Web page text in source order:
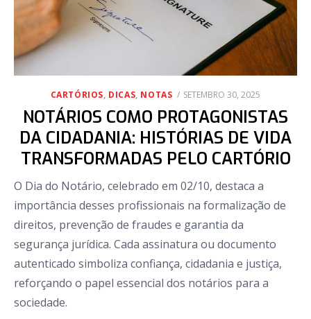
CARTÓRIOS, DICAS, NOTAS
POSTED
SETEMBRO 30, 2025
NOTÁRIOS COMO PROTAGONISTAS
DA CIDADANIA: HISTÓRIAS DE VIDA
TRANSFORMADAS PELO CARTÓRIO
O Dia do Notário, celebrado em 02/10, destaca a
importância desses profissionais na formalização de
direitos, prevenção de fraudes e garantia da
segurança jurídica. Cada assinatura ou documento
autenticado simboliza confiança, cidadania e justiça,
reforçando o papel essencial dos notários para a
sociedade.